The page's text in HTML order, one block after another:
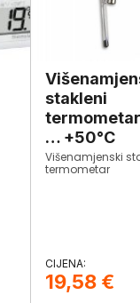
stakleni
… +50°C
Višenamjenski
termometar
19,58 €